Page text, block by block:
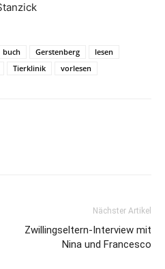
buch Gerstenberg
lesen
Tierklinik vorlesen
Nächster Artikel
Zwillingseltern-Interview mit
Nina und Francesco